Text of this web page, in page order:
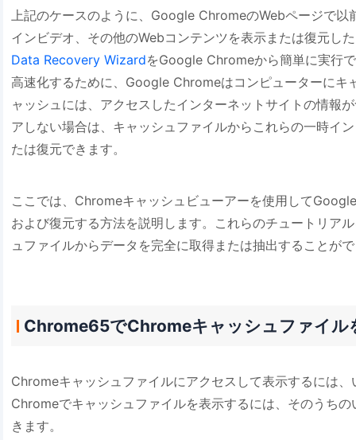
上記のケースのように、Google ChromeのWebページで
インビデオ、その他のWebコンテンツを表示または復元し
Data Recovery WizardをGoogle Chromeから簡単に実行
高速化するために、Google Chromeはコンピューターにキ
ャッシュには、アクセスしたインターネットサイトの情報
アしない場合は、キャッシュファイルからこれらの一時イ
たは復元できます。
ここでは、Chromeキャッシュビューアーを使用して
および復元する方法を説明します。これらのチュートリア
ュファイルからデータを完全に取得または抽出することが
Chrome65でChromeキャッシュファイル
Chromeキャッシュファイルにアクセスして表示するには
Chromeでキャッシュファイルを表示するには、そのうち
きます。